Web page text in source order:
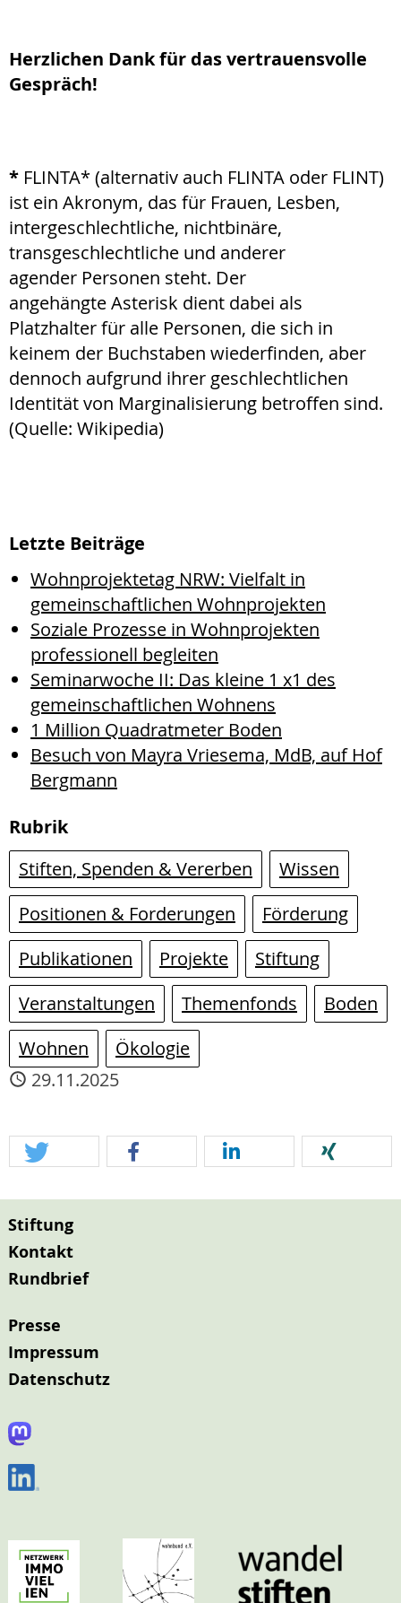
Herzlichen Dank für das vertrauensvolle
Gespräch!
* FLINTA* (alternativ auch FLINTA oder FLINT)
ist ein Akronym, das für Frauen, Lesben,
intergeschlechtliche, nichtbinäre,
transgeschlechtliche und anderer
agender Personen steht. Der
angehängte Asterisk dient dabei als
Platzhalter für alle Personen, die sich in
keinem der Buchstaben wiederfinden, aber
dennoch aufgrund ihrer geschlechtlichen
Identität von Marginalisierung betroffen sind.
(Quelle: Wikipedia)
Letzte Beiträge
Wohnprojektetag NRW: Vielfalt in
gemeinschaftlichen Wohnprojekten
Soziale Prozesse in Wohnprojekten
professionell begleiten
Seminarwoche II: Das kleine 1 x1 des
gemeinschaftlichen Wohnens
1 Million Quadratmeter Boden
Besuch von Mayra Vriesema, MdB, auf Hof
Bergmann
Rubrik
Stiften, Spenden & Vererben
Wissen
Positionen & Forderungen
Förderung
Publikationen
Projekte
Stiftung
Veranstaltungen
Themenfonds
Boden
Wohnen
Ökologie
29.11.2025
Stiftung
Kontakt
Rundbrief
Presse
Impressum
Datenschutz